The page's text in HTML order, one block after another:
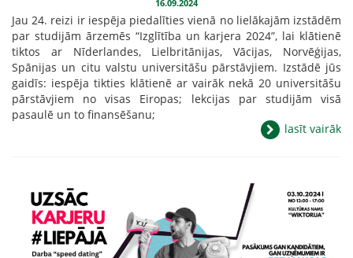
16.09.2024
Jau 24. reizi ir iespēja piedalīties vienā no lielākajām izstādēm
par studijām ārzemēs “Izglītība un karjera 2024”, lai klātienē
tiktos ar Nīderlandes, Lielbritānijas, Vācijas, Norvēģijas,
Spānijas un citu valstu universitāšu pārstāvjiem. Izstādē jūs
gaidīs: iespēja tikties klātienē ar vairāk nekā 20 universitāšu
pārstāvjiem no visas Eiropas; lekcijas par studijām visā
pasaulē un to finansēšanu;
lasīt vairāk